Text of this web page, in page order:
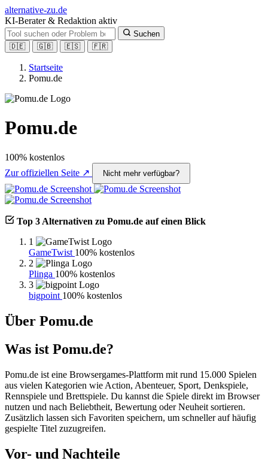
alternative-zu.de
KI-Berater & Redaktion aktiv
Suchen
🇩🇪
🇬🇧 🇪🇸 🇫🇷
Startseite
Pomu.de
Pomu.de
100% kostenlos
Zur offiziellen Seite ↗
Nicht mehr verfügbar?
Top 3 Alternativen zu Pomu.de auf einen Blick
1
GameTwist 100% kostenlos
2
Plinga 100% kostenlos
3
bigpoint 100% kostenlos
Über Pomu.de
Was ist Pomu.de?
Pomu.de ist eine Browsergames-Plattform mit rund 15.000 Spielen
aus vielen Kategorien wie Action, Abenteuer, Sport, Denkspiele,
Rennspiele und Brettspiele. Du kannst die Spiele direkt im Browser
nutzen und nach Beliebtheit, Bewertung oder Neuheit sortieren.
Zusätzlich lassen sich Favoriten speichern, um schneller auf häufig
gespielte Titel zuzugreifen.
Vor- und Nachteile